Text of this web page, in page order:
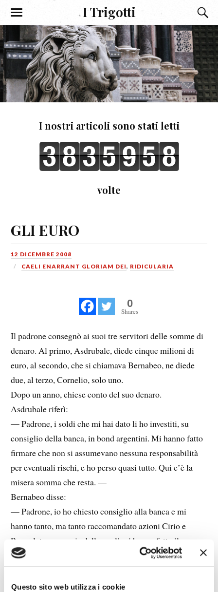
Questo sito web utilizza i cookie
I Trigotti
I nostri articoli sono stati letti
volte
GLI EURO
12 DICEMBRE 2008
CAELI ENARRANT GLORIAM DEI, RIDICULARIA
0
Shares
Il padrone consegnò ai suoi tre servitori delle somme di
denaro. Al primo, Asdrubale, diede cinque milioni di
euro, al secondo, che si chiamava Bernabeo, ne diede
due, al terzo, Cornelio, solo uno.
Dopo un anno, chiese conto del suo denaro.
Asdrubale riferì:
— Padrone, i soldi che mi hai dato li ho investiti, su
consiglio della banca, in bond argentini. Mi hanno fatto
firmare che non si assumevano nessuna responsabilità
per eventuali rischi, e ho perso quasi tutto. Qui c’è la
misera somma che resta. —
Bernabeo disse:
— Padrone, io ho chiesto consiglio alla banca e mi
hanno tanto, ma tanto raccomandato azioni Cirio e
Parmalat, a garanzia delle quali mi hanno fatto il nome
di un grosso e prode uomo politico. Anche loro mi
hanno fatto firmare che erano manlevati da qualsiasi
eventuale rischio, e ho perso fino all’ultimo centesimo.